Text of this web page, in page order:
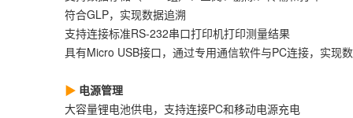
符合GLP，实现数据追溯
支持连接标准RS-232串口打印机打印测量结果
具有Micro USB接口，通过专用通信软件与PC连接，实现
电源管理
大容量锂电池供电，支持连接PC和移动电源充电